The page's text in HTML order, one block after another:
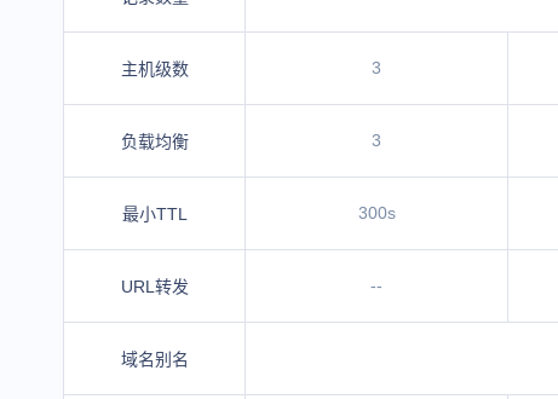
主机级数 3
负载均衡 3
最小TTL 300s
URL转发 --
域名别名